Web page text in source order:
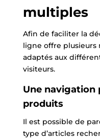
multiples
Afin de faciliter la
ligne offre plusieurs
adaptés aux
visiteurs.
Une navigation
produits
Il est possible de
type d’articles